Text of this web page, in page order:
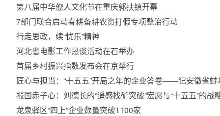
第八届中华僚人文化节在重庆郭扶镇开幕
7部门联合启动春耕备耕农资打假专项整治行动
行走思政，续“忧乐”精神
河北省电影工作恳谈活动在石举办
首届乡村振兴指数发布会在京举行
匠心与担当：“十五五”开局之年的企业答卷——记安徽省
报国赤子心：刘德长的“遥感找矿突破”宏愿与“十五五”
龙泉驿区“四上”企业数量突破1100家